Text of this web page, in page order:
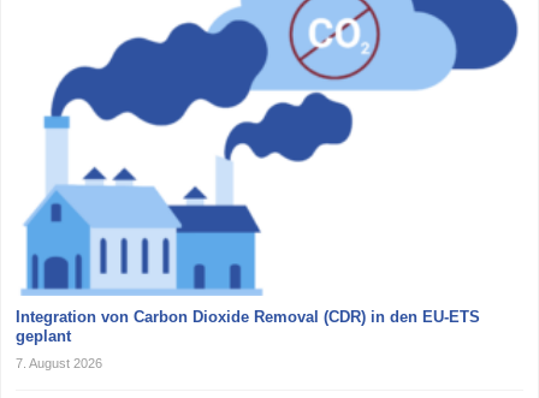
Integration von Carbon Dioxide Removal (CDR) in den EU-ETS
geplant
7. August 2026